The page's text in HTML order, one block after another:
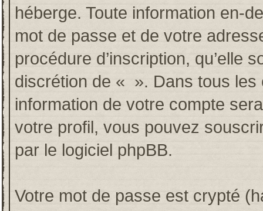
héberge. Toute information en-
mot de passe et de votre
procédure d’inscription, qu’elle
discrétion de « ». Dans tous
information de votre compte
votre profil, vous pouvez
par le logiciel phpBB.
Votre mot de passe est crypté